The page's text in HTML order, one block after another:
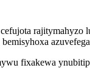
rajitymahyzo
fixakewa